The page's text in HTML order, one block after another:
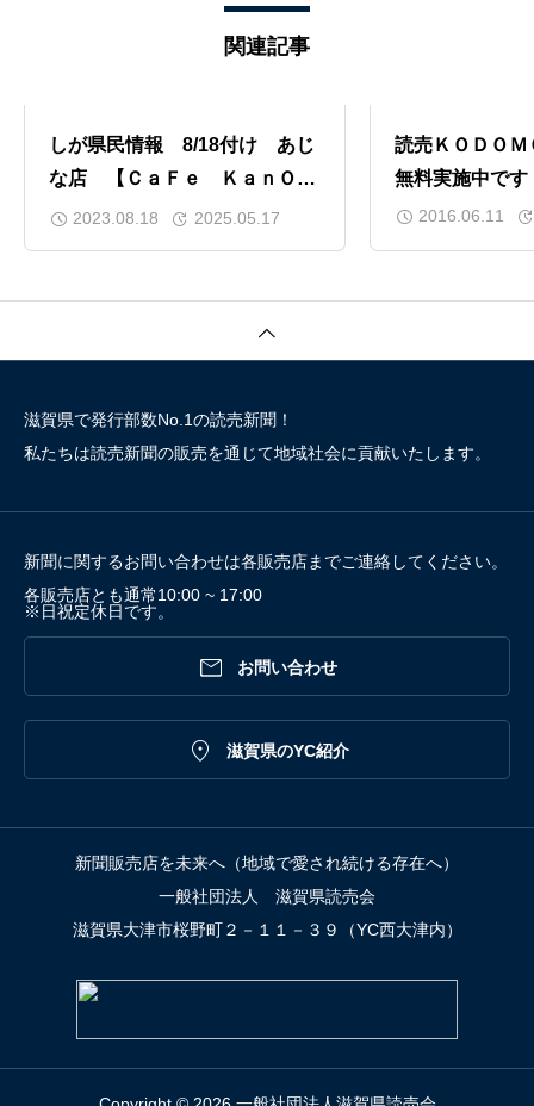
関連記事
しが県民情報 8/18付け あじ
な店 【ＣａＦｅ ＫａｎＯｎ
（カフェカンノン）（大津
2023.08.18 2025.05.17
読売ＫＯＤＯ
無料実施中です
2016.06.11
滋賀県で発行部数No.1の読売新聞！
私たちは読売新聞の販売を通じて地域社会に貢献いたします。
新聞に関するお問い合わせは各販売店までご連絡してください。
各販売店とも通常10:00 ~ 17:00
※日祝定休日です。
 お問い合わせ
 滋賀県のYC紹介
新聞販売店を未来へ（地域で愛され続ける存在へ）
一般社団法人 滋賀県読売会
滋賀県大津市桜野町２－１１－３９（YC西大津内）